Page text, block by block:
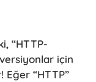
“HTTP-
için
Eğer “HTTP”